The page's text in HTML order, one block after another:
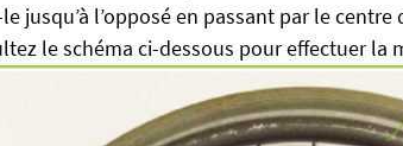
jusqu’à l’opposé en passant par le centre
le schéma ci-dessous pour effectuer la